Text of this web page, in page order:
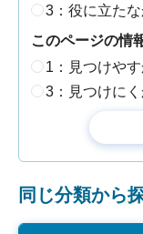
3：役に立た
このページの情
1：見つけや
3：見つけに
同じ分類から